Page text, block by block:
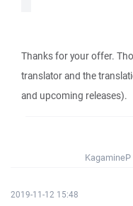
Thanks for your offer.
translator and the
and upcoming releases).
KagamineP
2019-11-12 15:48